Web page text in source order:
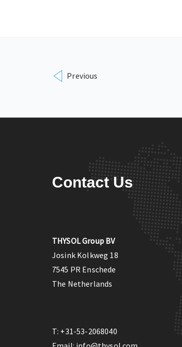
Previous
Contact Us
THYSOL Group BV
Josink Kolkweg 18
7545 PR Enschede
The Netherlands
T: +31-53-2068040